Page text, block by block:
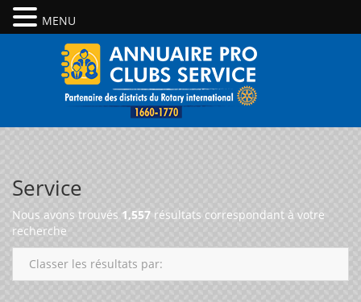
Service
Nous avons trouvés 1,557 résultats correspondant à votre
recherche
Classer les résultats par:
MENU